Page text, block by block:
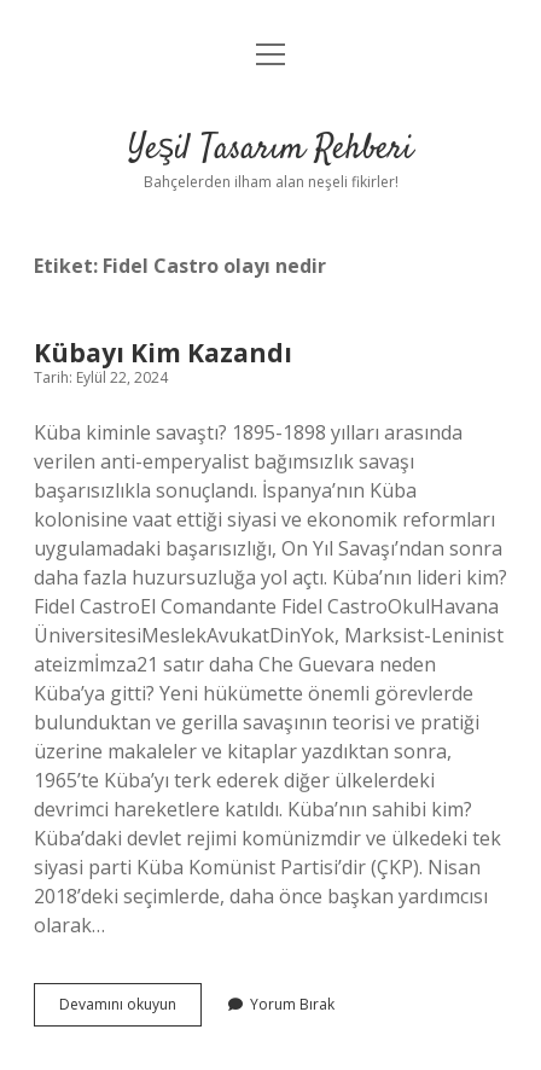
Anasayfa
Yasal Uyarı
menüyü
Yeşil Tasarım Rehberi
Bahçelerden ilham alan neşeli fikirler!
Etiket: Fidel Castro olayı nedir
Kübayı Kim Kazandı
Tarih: Eylül 22, 2024
Küba kiminle savaştı? 1895-1898 yılları arasında
verilen anti-emperyalist bağımsızlık savaşı
başarısızlıkla sonuçlandı. İspanya’nın Küba
kolonisine vaat ettiği siyasi ve ekonomik reformları
uygulamadaki başarısızlığı, On Yıl Savaşı’ndan sonra
daha fazla huzursuzluğa yol açtı. Küba’nın lideri kim?
Fidel CastroEl Comandante Fidel CastroOkulHavana
ÜniversitesiMeslekAvukatDinYok, Marksist-Leninist
ateizmİmza21 satır daha Che Guevara neden
Küba’ya gitti? Yeni hükümette önemli görevlerde
bulunduktan ve gerilla savaşının teorisi ve pratiği
üzerine makaleler ve kitaplar yazdıktan sonra,
1965’te Küba’yı terk ederek diğer ülkelerdeki
devrimci hareketlere katıldı. Küba’nın sahibi kim?
Küba’daki devlet rejimi komünizmdir ve ülkedeki tek
siyasi parti Küba Komünist Partisi’dir (ÇKP). Nisan
2018’deki seçimlerde, daha önce başkan yardımcısı
olarak…
Devamını okuyun
Kim
Yorum Bırak